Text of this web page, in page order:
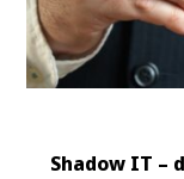
Shadow IT –